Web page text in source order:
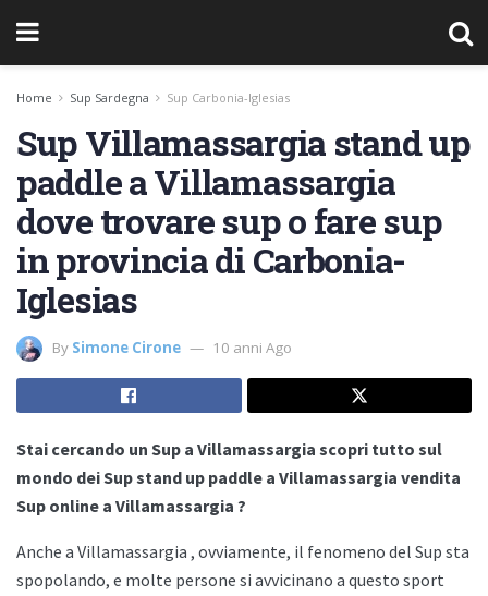
Home Sup Sardegna Sup Carbonia-Iglesias
Sup Villamassargia stand up
paddle a Villamassargia
dove trovare sup o fare sup
in provincia di Carbonia-
Iglesias
By Simone Cirone 10 anni Ago
Stai cercando un Sup a Villamassargia scopri tutto sul
mondo dei Sup stand up paddle a Villamassargia vendita
Sup online a Villamassargia ?
Anche a Villamassargia , ovviamente, il fenomeno del Sup sta
spopolando, e molte persone si avvicinano a questo sport